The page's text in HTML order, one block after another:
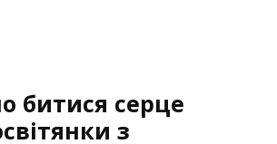
битися серце
з